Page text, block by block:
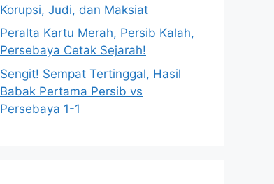
Korupsi, Judi, dan Maksiat
Peralta Kartu Merah, Persib Kalah,
Persebaya Cetak Sejarah!
Sengit! Sempat Tertinggal, Hasil
Babak Pertama Persib vs
Persebaya 1-1